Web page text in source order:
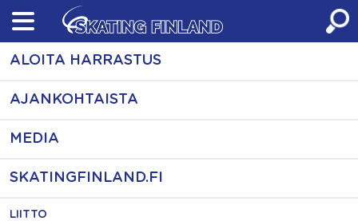
Skip
content
ALOITA HARRASTUS
AJANKOHTAISTA
MEDIA
SKATINGFINLAND.FI
LIITTO